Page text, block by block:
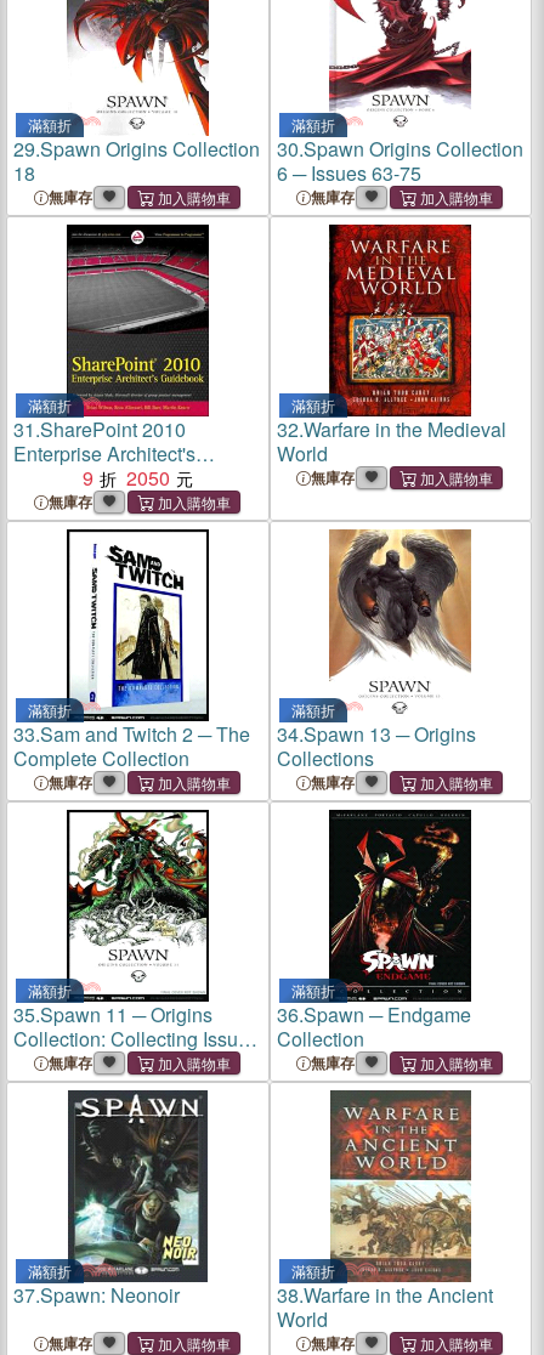
滿額折
29.Spawn Origins Collection
18
無庫存
滿額折
30.Spawn Origins Collection
6 ─ Issues 63-75
無庫存
滿額折
31.SharePoint 2010
Enterprise Architect's
Guidebook
9 2050
無庫存
滿額折
32.Warfare in the Medieval
World
無庫存
滿額折
33.Sam and Twitch 2 ─ The
Complete Collection
無庫存
滿額折
34.Spawn 13 ─ Origins
Collections
無庫存
滿額折
35.Spawn 11 ─ Origins
Collection: Collecting Issues
63-68無庫存
滿額折
36.Spawn ─ Endgame
Collection
無庫存
滿額折
37.Spawn: Neonoir
無庫存
滿額折
38.Warfare in the Ancient
World
無庫存